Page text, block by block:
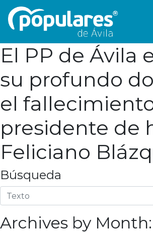
El PP de Ávila
su profundo
el
presidente de
Feliciano
Búsqueda
Archives by Month: